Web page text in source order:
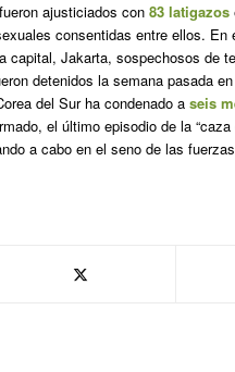
ajusticiados con 83 latigazos
consentidas entre ellos. En
capital, Jakarta, sospechosos de
detenidos la semana pasada
del Sur ha condenado a seis
el último episodio de la
a cabo en el seno de las